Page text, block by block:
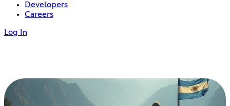
Developers
Careers
Log In